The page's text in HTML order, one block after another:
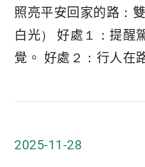
照亮平安回家的路：
白光） 好處１：提醒
覺。 好處２：行人在
2025-11-28